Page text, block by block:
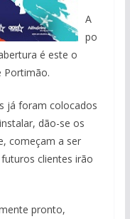
A
po
é este o
Portimão.
já foram colocados
dão-se os
começam a ser
clientes irão
pronto,